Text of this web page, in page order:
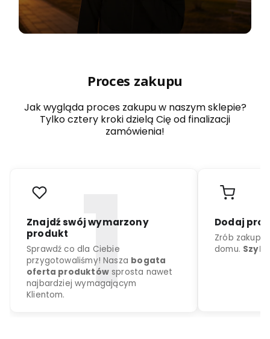
Proces zakupu
Jak wygląda proces zakupu w naszym sklepie?
Tylko cztery kroki dzielą Cię od finalizacji
zamówienia!